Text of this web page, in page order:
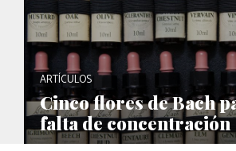
ARTÍCULOS
Cinco flores de Bach
falta de concentración